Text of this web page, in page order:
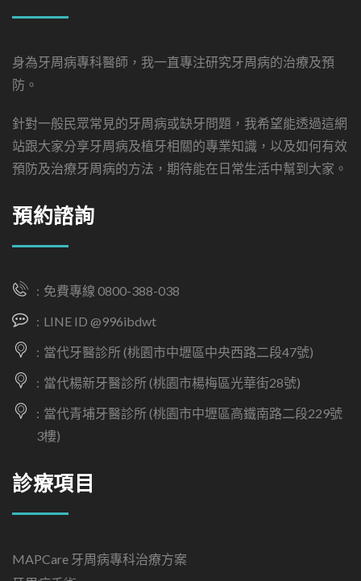
身為牙周病專科醫師，我一直專注研究牙周病的治療及預
防。
針對一般民眾常見的牙周病或缺牙問題，我希望能透過這網
站跟大家分享牙周病及植牙相關的專業知識，以及如何有效
預防及治療牙周病的方法，期待能在日常生活中幫到大家。
預約諮詢
免費專線 0800-388-038
LINE ID @996ibdwt
當代牙醫診所 (桃園市中壢區中央西路二段47號)
當代楊新牙醫診所 (桃園市楊梅區光華街28號)
當代青埔牙醫診所 (桃園市中壢區高鐵南路二段229號
3樓)
診療項目
MAPCare 牙周病專科治療方案